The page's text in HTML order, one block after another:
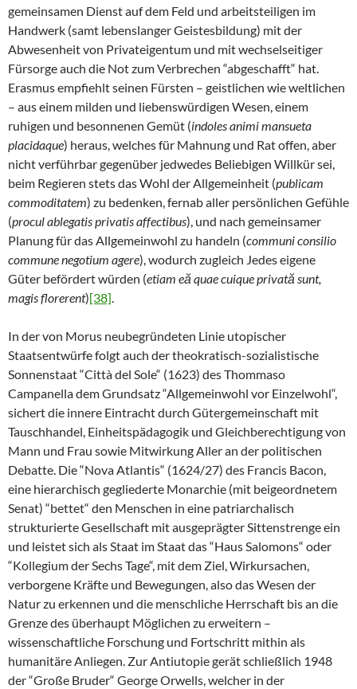
gemeinsamen Dienst auf dem Feld und arbeitsteiligen im
Handwerk (samt lebenslanger Geistesbildung) mit der
Abwesenheit von Privateigentum und mit wechselseitiger
Fürsorge auch die Not zum Verbrechen “abgeschafft“ hat.
Erasmus empfiehlt seinen Fürsten – geistlichen wie weltlichen
– aus einem milden und liebenswürdigen Wesen, einem
ruhigen und besonnenen Gemüt (indoles animi mansueta
placidaque) heraus, welches für Mahnung und Rat offen, aber
nicht verführbar gegenüber jedwedes Beliebigen Willkür sei,
beim Regieren stets das Wohl der Allgemeinheit (publicam
commoditatem) zu bedenken, fernab aller persönlichen Gefühle
(procul ablegatis privatis affectibus), und nach gemeinsamer
Planung für das Allgemeinwohl zu handeln (communi consilio
commune negotium agere), wodurch zugleich Jedes eigene
Güter befördert würden (etiam eă quae cuique privată sunt,
magis florerent)[38].
In der von Morus neubegründeten Linie utopischer
Staatsentwürfe folgt auch der theokratisch-sozialistische
Sonnenstaat “Città del Sole“ (1623) des Thommaso
Campanella dem Grundsatz “Allgemeinwohl vor Einzelwohl“,
sichert die innere Eintracht durch Gütergemeinschaft mit
Tauschhandel, Einheitspädagogik und Gleichberechtigung von
Mann und Frau sowie Mitwirkung Aller an der politischen
Debatte. Die “Nova Atlantis“ (1624/27) des Francis Bacon,
eine hierarchisch gegliederte Monarchie (mit beigeordnetem
Senat) “bettet“ den Menschen in eine patriarchalisch
strukturierte Gesellschaft mit ausgeprägter Sittenstrenge ein
und leistet sich als Staat im Staat das “Haus Salomons“ oder
“Kollegium der Sechs Tage“, mit dem Ziel, Wirkursachen,
verborgene Kräfte und Bewegungen, also das Wesen der
Natur zu erkennen und die menschliche Herrschaft bis an die
Grenze des überhaupt Möglichen zu erweitern –
wissenschaftliche Forschung und Fortschritt mithin als
humanitäre Anliegen. Zur Antiutopie gerät schließlich 1948
der “Große Bruder“ George Orwells, welcher in der